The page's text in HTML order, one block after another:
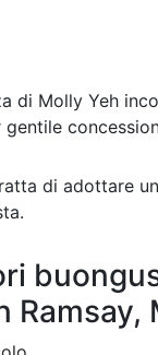
gentile
di adottare
Ramsay,